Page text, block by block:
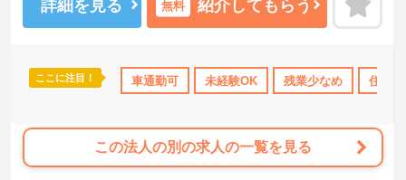
日勤のみ ボーナス・賞与あり 社会保険完備 交通費支給
（最大1万円）に加え、処遇改善手当（4万円）、特定処遇改善手当
（最大7万円）、地域特性手当（3万円）など、各種手当が豊富に用
や制服貸与もあり、働きやすい環境が整っています。介護業界でキ
ャリアを築きたい方、安定した基盤のもとでスキルアップを目指し
にお問い合わせください。
詳細を見る 無料 紹介してもらう
ここに注目！ 車通勤可 未経験OK 残業少なめ 住宅
この法人の別の求人の一覧を見る